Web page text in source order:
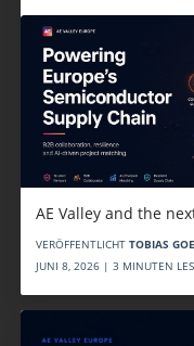
AE Valley and the
VERÖFFENTLICHT TOBIAS
JUNI 8, 2026 | 3 MINUTEN